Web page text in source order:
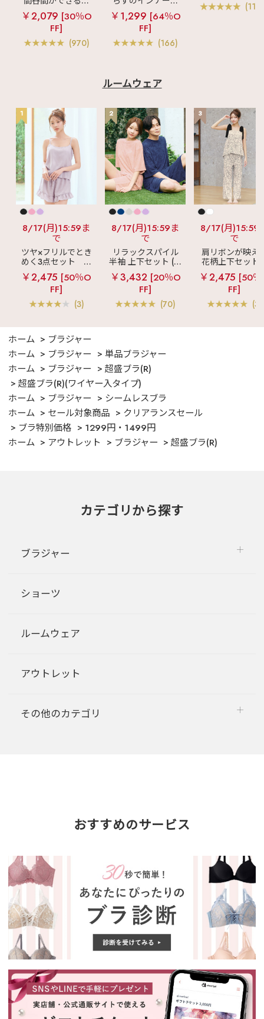
ームレスブラ
超
盛ブラ(R) シームレ
ス 単品ブラジャー
￥2,079 [30％O
FF]
(970)
ラ
リッチバスト
ブラトップ (ワイヤ
ー入り)
￥1,299 [64％O
FF]
(166)
ブラ(R) 単品ブラ
ャー
ルームウェア
1
8/17(月)15:59ま
で
ツヤ×フリルでとき
めく3点セット
シ
ルキー ショートパ
ンツ 3点セット
￥2,475 [50％O
FF]
(3)
2
8/17(月)15:59ま
で
リラックスパイル
半袖 上下セット (男
女兼用サイズ)
￥3,432 [20％O
FF]
(70)
3
8/17(月)15:59
で
肩リボンが映え
花柄上下セット
メニーフラワー
ングパンツ 上下
ット
￥2,475 [50
FF]
(3)
ホーム
ブラジャー
ホーム
ブラジャー
単品ブラジャー
ホーム
ブラジャー
超盛ブラ(R)
超盛ブラ(R)(ワイヤー入タイプ)
ホーム
ブラジャー
シームレスブラ
ホーム
セール対象商品
クリアランスセール
ブラ特別価格
1299円・1499円
ホーム
アウトレット ブラジャー 超盛ブラ(R)
カテゴリから探す
ブラジャー
ショーツ
ルームウェア
アウトレット
その他のカテゴリ
おすすめのサービス